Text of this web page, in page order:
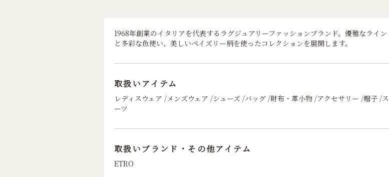
1968年創業のイタリアを代表するラグジュアリーファッションブランド。優雅なライン
と多彩な色使い、美しいペイズリー柄を使ったコレクションを展開します。
取扱いアイテム
レディスウェア /メンズウェア /シューズ /バッグ /財布・革小物 /アクセサリー /帽子 /ス
ーツ
取扱いブランド・その他アイテム
ETRO